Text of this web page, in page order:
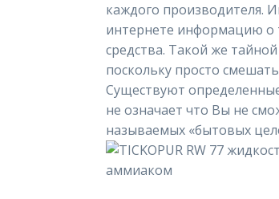
каждого производителя.
интернете информацию о
средства. Такой же
поскольку просто
Существуют
не означает что Вы не
называемых «бытовых